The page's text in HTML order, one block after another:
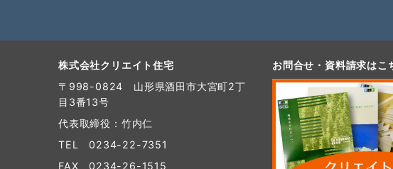
株式会社クリエイト住宅
〒998-0824 山形県酒田市大宮町2丁
目3番13号
代表取締役：竹内仁
TEL 0234-22-7351
FAX 0234-26-1515
お問合せ・資料請求はこ